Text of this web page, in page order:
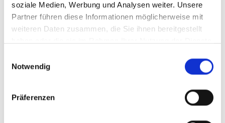
soziale Medien, Werbung und Analysen weiter. Unsere
Partner führen diese Informationen möglicherweise mit
weiteren Daten zusammen, die Sie ihnen bereitgestellt
Notwendig
Präferenzen
ÄHNLICHE PRODUKTE
Hose Wardrobe Pro